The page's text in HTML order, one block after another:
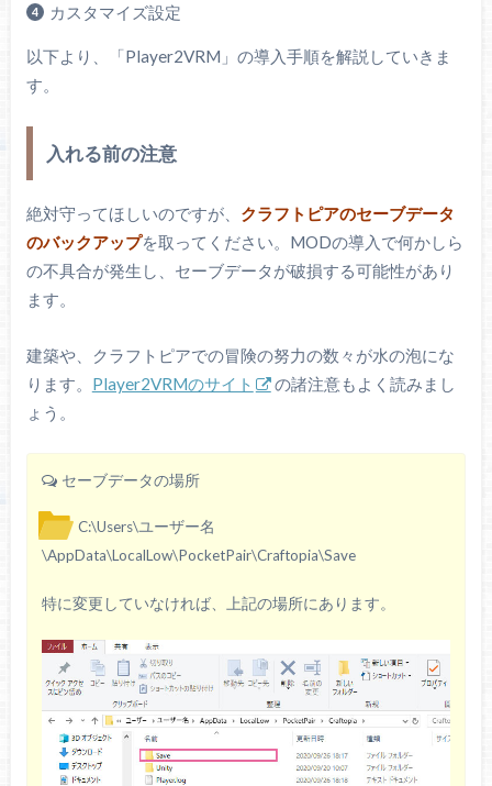
カスタマイズ設定
以下より、「Player2VRM」の導入手順を解説していきま
す。
入れる前の注意
絶対守ってほしいのですが、 クラフトピアのセーブデータ
のバックアップを取ってください。MODの導入で何かしら
の不具合が発生し、セーブデータが破損する可能性があり
ます。
建築や、クラフトピアでの冒険の努力の数々が水の泡にな
ります。 Player2VRMのサイト
の諸注意もよく読みまし
ょう。
セーブデータの場所
C:\Users\ユーザー名
\AppData\LocalLow\PocketPair\Craftopia\Save
特に変更していなければ、上記の場所にあります。